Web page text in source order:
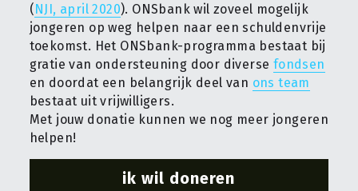
( NJI, april 2020). ONSbank wil zoveel mogelijk
jongeren op weg helpen naar een schuldenvrije
toekomst. Het ONSbank-programma bestaat bij
gratie van ondersteuning door diverse fondsen
en doordat een belangrijk deel van ons team
bestaat uit vrijwilligers.
Met jouw donatie kunnen we nog meer jongeren
helpen!
ik wil doneren